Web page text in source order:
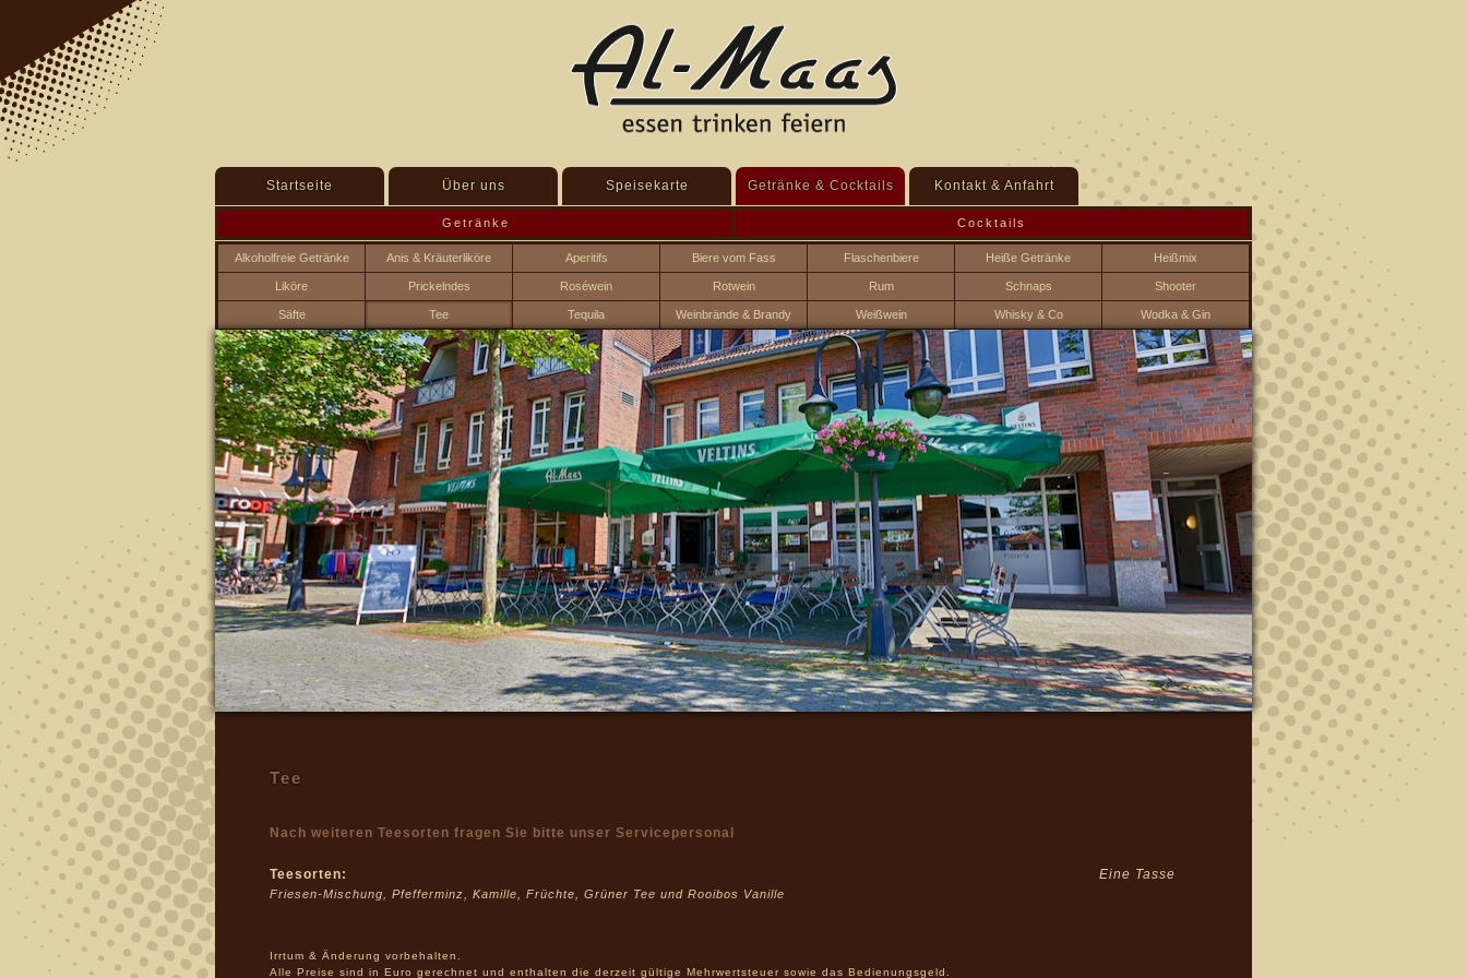
Startseite Über uns Speisekarte Getränke & Cocktails Kontakt & Anfahrt
Getränke Cocktails
Alkoholfreie Getränke Anis & Kräuterliköre Aperitifs Biere vom Fass Flaschenbiere Heiße Getränke Heißmix
Liköre Prickelndes Roséwein Rotwein Rum Schnaps Shooter
Säfte Tee Tequila Weinbrände & Brandy Weißwein Whisky & Co Wodka & Gin
Tee
Nach weiteren Teesorten fragen Sie bitte unser Servicepersonal
Teesorten:
Friesen-Mischung, Pfefferminz, Kamille, Früchte, Grüner Tee und Rooibos Vanille
Eine Tasse
Irrtum & Änderung vorbehalten.
Alle Preise sind in Euro gerechnet und enthalten die derzeit gültige Mehrwertsteuer sowie das Bedienungsgeld.